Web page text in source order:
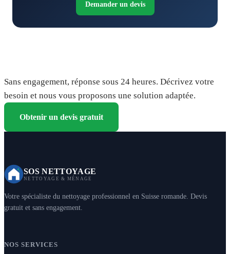
Demander un devis
Sans engagement, réponse sous 24 heures. Décrivez votre
besoin et nous vous proposons une solution adaptée.
Obtenir un devis gratuit
SOS NETTOYAGE
NETTOYAGE & MÉNAGE
Votre spécialiste du nettoyage professionnel en Suisse romande. Devis
gratuit et sans engagement.
NOS SERVICES